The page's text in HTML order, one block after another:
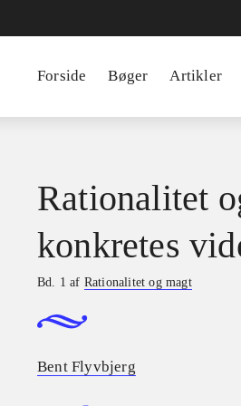
Forside Bøger Artikler
Rationalitet
konkretes
Bd. 1 af Rationalitet og magt
Bent Flyvbjerg